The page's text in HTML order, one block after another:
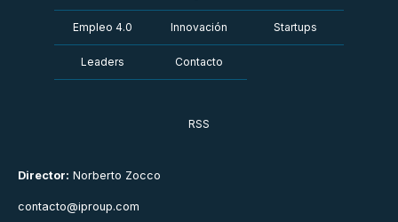
Director: Norberto Zocco
contacto@iproup.com
Empleo 4.0 Innovación Startups
Leaders Contacto
RSS